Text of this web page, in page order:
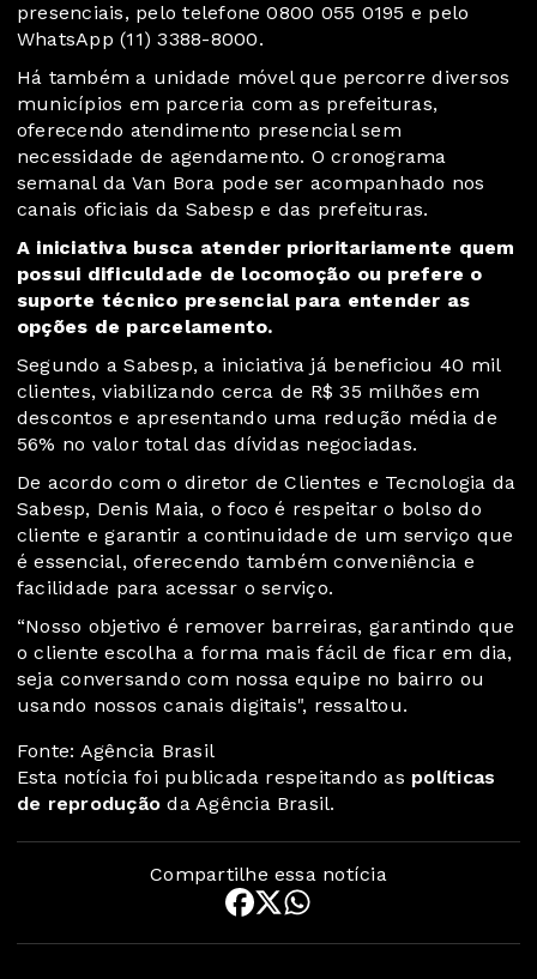
presenciais, pelo telefone 0800 055 0195 e pelo
WhatsApp (11) 3388-8000.
Há também a unidade móvel que percorre diversos
municípios em parceria com as prefeituras,
oferecendo atendimento presencial sem
necessidade de agendamento. O cronograma
semanal da Van Bora pode ser acompanhado nos
canais oficiais da Sabesp e das prefeituras.
A iniciativa busca atender prioritariamente quem
possui dificuldade de locomoção ou prefere o
suporte técnico presencial para entender as
opções de parcelamento.
Segundo a Sabesp, a iniciativa já beneficiou 40 mil
clientes, viabilizando cerca de R$ 35 milhões em
descontos e apresentando uma redução média de
56% no valor total das dívidas negociadas.
De acordo com o diretor de Clientes e Tecnologia da
Sabesp, Denis Maia, o foco é respeitar o bolso do
cliente e garantir a continuidade de um serviço que
é essencial, oferecendo também conveniência e
facilidade para acessar o serviço.
“Nosso objetivo é remover barreiras, garantindo que
o cliente escolha a forma mais fácil de ficar em dia,
seja conversando com nossa equipe no bairro ou
usando nossos canais digitais", ressaltou.
Fonte: Agência Brasil
Esta notícia foi publicada respeitando as políticas
de reprodução da Agência Brasil.
Compartilhe essa notícia